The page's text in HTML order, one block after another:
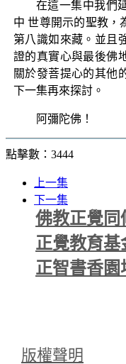
在這一集中我們
中 世尊開示的聖教，
第八識如來藏。並且
證的真實心與最後佛
關於發菩提心的其他
下一集再來探討。
阿彌陀佛！
點擊數：3444
上一集
下一集
佛教正覺同
正覺教育基
正智書香園
版權聲明